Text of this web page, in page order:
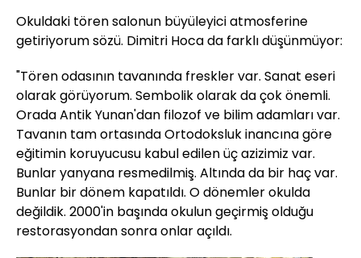
Okuldaki tören salonun büyüleyici atmosferine
getiriyorum sözü. Dimitri Hoca da farklı düşünmüyor:
"Tören odasının tavanında freskler var. Sanat eseri
olarak görüyorum. Sembolik olarak da çok önemli.
Orada Antik Yunan'dan filozof ve bilim adamları var.
Tavanın tam ortasında Ortodoksluk inancına göre
eğitimin koruyucusu kabul edilen üç azizimiz var.
Bunlar yanyana resmedilmiş. Altında da bir haç var.
Bunlar bir dönem kapatıldı. O dönemler okulda
değildik. 2000'in başında okulun geçirmiş olduğu
restorasyondan sonra onlar açıldı.